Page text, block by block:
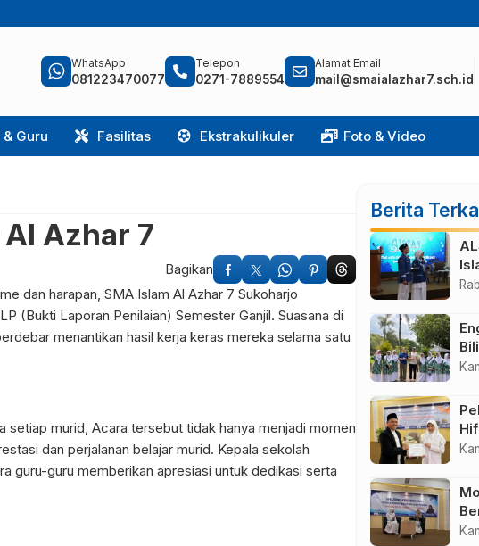
WhatsApp
081223470077
Telepon
0271-7889554
Alamat Email
mail@smaialazhar7.sch.id
Guru Fasilitas Ekstrakulikuler Foto & Video
Al Azhar 7
Bagikan
dan harapan, SMA Islam Al Azhar 7 Sukoharjo
(Bukti Laporan Penilaian) Semester Ganjil. Suasana di
menantikan hasil kerja keras mereka selama satu
setiap murid, Acara tersebut tidak hanya menjadi momen
dan perjalanan belajar murid. Kepala sekolah
guru-guru memberikan apresiasi untuk dedikasi serta
Berita